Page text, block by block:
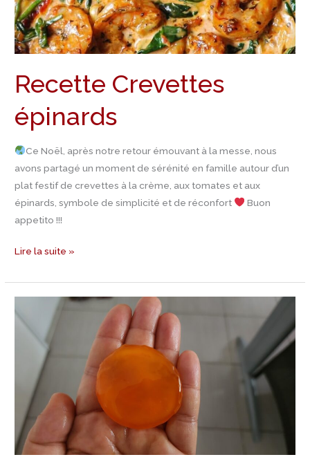
Recette Crevettes
épinards
Ce Noël, après notre retour émouvant à la messe, nous
avons partagé un moment de sérénité en famille autour d’un
plat festif de crevettes à la crème, aux tomates et aux
épinards, symbole de simplicité et de réconfort
Buon
appetito !!!
Lire la suite »
Oeufs
salés